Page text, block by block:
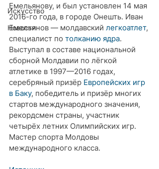
Искусство
Новости
Емельянову, и был установлен 14 мая
2016-го года, в городе Онешть. Иван
Емельянов — молдавский легкоатлет,
специалист по толканию ядра.
Выступал в составе национальной
сборной Молдавии по лёгкой
атлетике в 1997—2016 годах,
серебряный призёр Европейских игр
в Баку, победитель и призёр многих
стартов международного значения,
рекордсмен страны, участник
четырёх летних Олимпийских игр.
Мастер спорта Молдовы
международного класса.